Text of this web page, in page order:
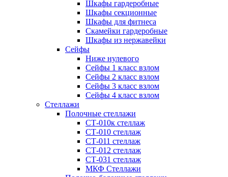
Шкафы гардеробные
Шкафы секционные
Шкафы для фитнеса
Скамейки гардеробные
Шкафы из нержавейки
Сейфы
Ниже нулевого
Сейфы 1 класс взлом
Сейфы 2 класс взлом
Сейфы 3 класс взлом
Сейфы 4 класс взлом
Стеллажи
Полочные стеллажи
СТ-010к стеллаж
СТ-010 стеллаж
СТ-011 стеллаж
СТ-012 стеллаж
СТ-031 стеллаж
МКФ Стеллажи